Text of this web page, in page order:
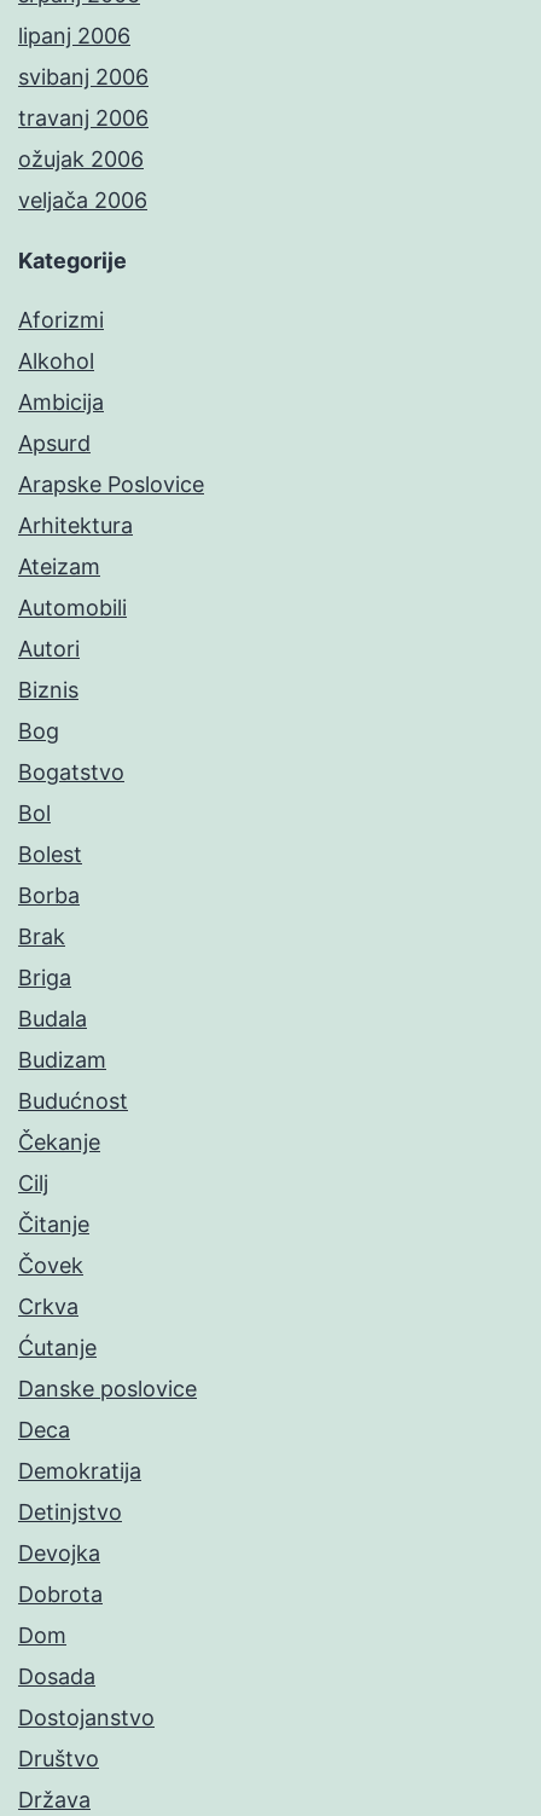
lipanj 2006
svibanj 2006
travanj 2006
ožujak 2006
veljača 2006
Kategorije
Aforizmi
Alkohol
Ambicija
Apsurd
Arapske Poslovice
Arhitektura
Ateizam
Automobili
Autori
Biznis
Bog
Bogatstvo
Bol
Bolest
Borba
Brak
Briga
Budala
Budizam
Budućnost
Čekanje
Cilj
Čitanje
Čovek
Crkva
Ćutanje
Danske poslovice
Deca
Demokratija
Detinjstvo
Devojka
Dobrota
Dom
Dosada
Dostojanstvo
Društvo
Država